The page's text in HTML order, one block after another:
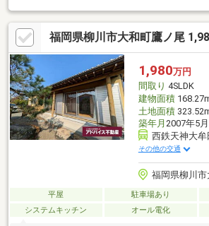
福岡県柳川市大和町鷹ノ尾
1,980万円
間取り 4SLDK
建物面積
土地面積
築年月 2007年5
西鉄天神大牟
その他の交通
福岡県柳川
平屋 駐車場あり
システムキッチン
オール電化